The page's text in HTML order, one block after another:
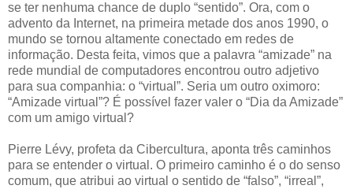
se ter nenhuma chance de duplo “sentido”. Ora, com o
advento da Internet, na primeira metade dos anos 1990, o
mundo se tornou altamente conectado em redes de
informação. Desta feita, vimos que a palavra “amizade” na
rede mundial de computadores encontrou outro adjetivo
para sua companhia: o “virtual”. Seria um outro oximoro:
“Amizade virtual”? É possível fazer valer o “Dia da Amizade”
com um amigo virtual?
Pierre Lévy, profeta da Cibercultura, aponta três caminhos
para se entender o virtual. O primeiro caminho é o do senso
comum, que atribui ao virtual o sentido de “falso”, “irreal”,